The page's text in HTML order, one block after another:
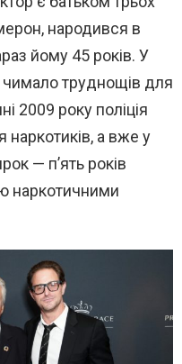
народився в
йому 45 років. У
труднощів для
2009 року поліція
наркотиків, а вже у
— п’ять років
наркотичними